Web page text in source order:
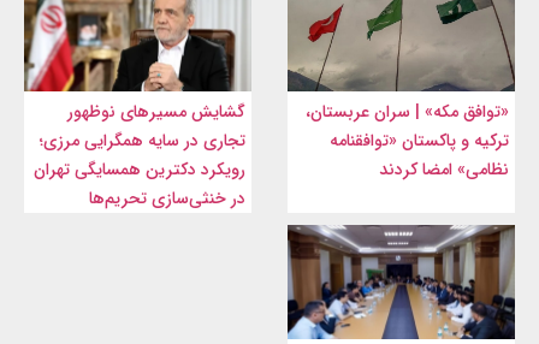
«توافق مکه» | سران عربستان،
ترکیه و پاکستان «توافقنامه
نظامی» امضا کردند
گشایش مسیرهای نوظهور
تجاری در سایه همگرایی مرزی؛
رویکرد دکترین همسایگی تهران
در خنثی‌سازی تحریم‌ها